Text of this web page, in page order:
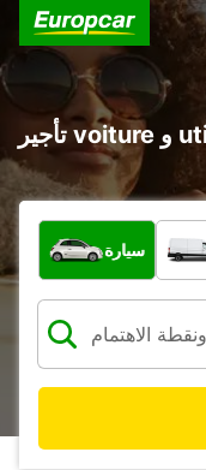
ما نوع المركبة؟
سيارة